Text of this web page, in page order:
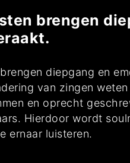
brengen
diepgang en
van zingen
en oprecht
Hierdoor wordt
ernaar luisteren.